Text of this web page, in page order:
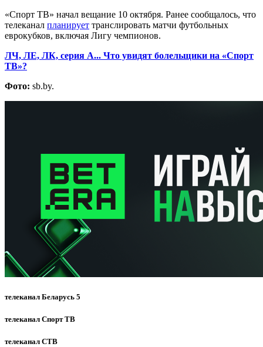
«Спорт ТВ» начал вещание 10 октября. Ранее сообщалось, что
телеканал планирует транслировать матчи футбольных
еврокубков, включая Лигу чемпионов.
ЛЧ, ЛЕ, ЛК, серия А... Что увидят болельщики на «Спорт
ТВ»?
Фото: sb.by.
телеканал Беларусь 5
телеканал Спорт ТВ
телеканал СТВ